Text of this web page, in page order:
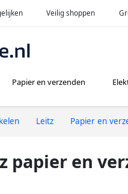
Veilig shoppen
Papier en verzenden
Leitz Papier en
papier en